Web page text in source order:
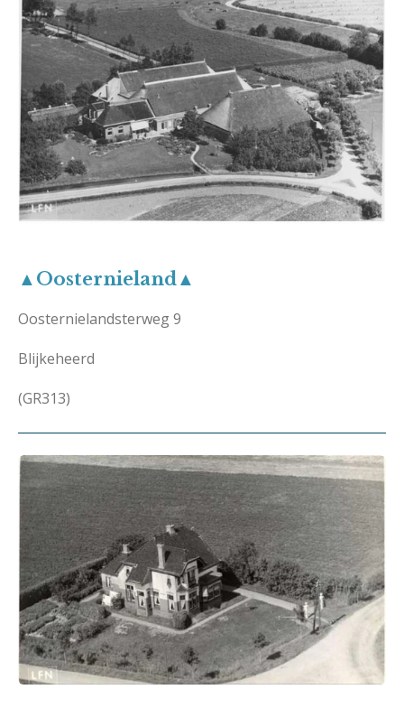
▲Oosternieland▲
Oosternielandsterweg 9
Blijkeheerd
(GR313)